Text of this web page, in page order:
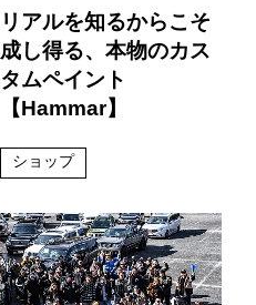
リアルを知るからこそ
成し得る、本物のカス
タムペイント
【Hammar】
ショップ